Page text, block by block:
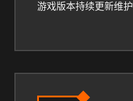
游戏版本持续更新维护